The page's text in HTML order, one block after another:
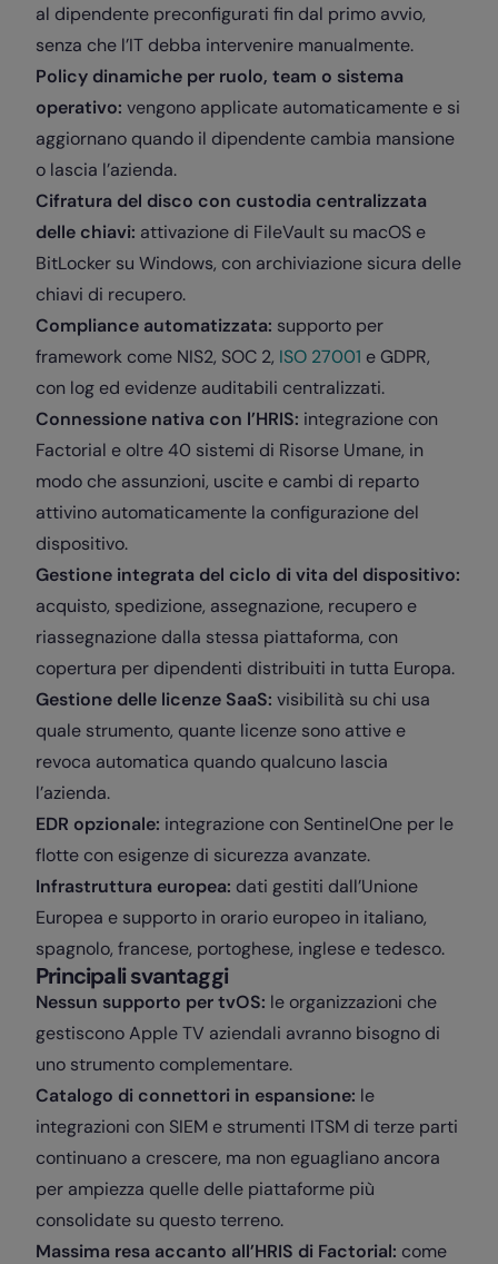
al dipendente preconfigurati fin dal primo avvio,
senza che l’IT debba intervenire manualmente.
Policy dinamiche per ruolo, team o sistema
operativo: vengono applicate automaticamente e si
aggiornano quando il dipendente cambia mansione
o lascia l’azienda.
Cifratura del disco con custodia centralizzata
delle chiavi: attivazione di FileVault su macOS e
BitLocker su Windows, con archiviazione sicura delle
chiavi di recupero.
Compliance automatizzata: supporto per
framework come NIS2, SOC 2, ISO 27001 e GDPR,
con log ed evidenze auditabili centralizzati.
Connessione nativa con l’HRIS: integrazione con
Factorial e oltre 40 sistemi di Risorse Umane, in
modo che assunzioni, uscite e cambi di reparto
attivino automaticamente la configurazione del
dispositivo.
Gestione integrata del ciclo di vita del dispositivo:
acquisto, spedizione, assegnazione, recupero e
riassegnazione dalla stessa piattaforma, con
copertura per dipendenti distribuiti in tutta Europa.
Gestione delle licenze SaaS: visibilità su chi usa
quale strumento, quante licenze sono attive e
revoca automatica quando qualcuno lascia
l’azienda.
EDR opzionale: integrazione con SentinelOne per le
flotte con esigenze di sicurezza avanzate.
Infrastruttura europea: dati gestiti dall’Unione
Europea e supporto in orario europeo in italiano,
spagnolo, francese, portoghese, inglese e tedesco.
Principali svantaggi
Nessun supporto per tvOS: le organizzazioni che
gestiscono Apple TV aziendali avranno bisogno di
uno strumento complementare.
Catalogo di connettori in espansione: le
integrazioni con SIEM e strumenti ITSM di terze parti
continuano a crescere, ma non eguagliano ancora
per ampiezza quelle delle piattaforme più
consolidate su questo terreno.
Massima resa accanto all’HRIS di Factorial: come